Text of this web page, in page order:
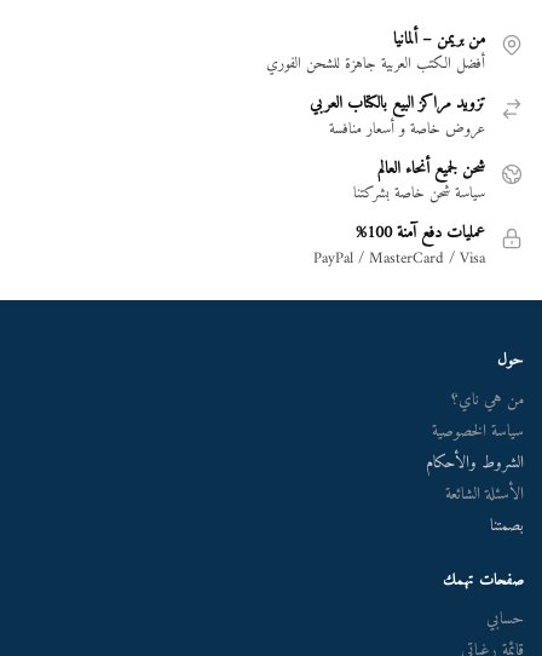
من بريمن – ألمانيا
أفضل الكتب العربية جاهزة للشحن الفوري
تزويد مراكز البيع بالكتاب العربي
عروض خاصة و أسعار منافسة
شحن لجميع أنحاء العالم
سياسة شحن خاصة بشركتنا
عمليات دفع آمنة 100%
PayPal / MasterCard / Visa
حول
من هي ناي؟
سياسة الخصوصية
الشروط والأحكام
الأسئلة الشائعة
بصمتنا
صفحات تهمك
حسابي